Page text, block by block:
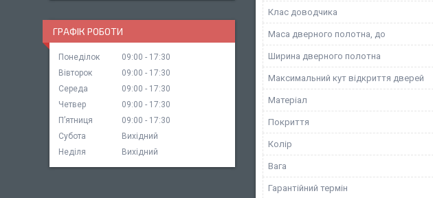
Клас доводчика
Маса дверного полотна, до
Ширина дверного полотна
Максимальний кут відкриття дверей
Матеріал
Покриття
Колір
Вага
Гарантійний термін
ГРАФІК РОБОТИ
Понеділок 09:00
17:30
Вівторок
09:00
17:30
Середа
09:00
17:30
Четвер
09:00
17:30
Пʼятниця
09:00
17:30
Субота
Вихідний
Неділя
Вихідний